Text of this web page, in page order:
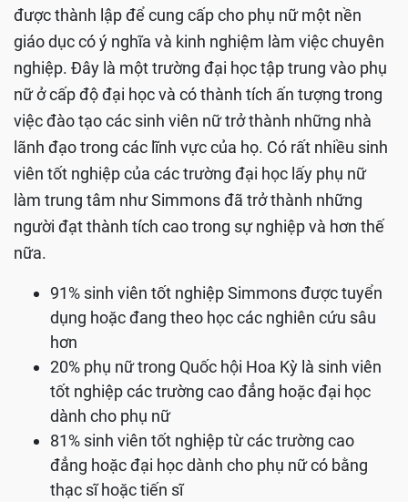
được thành lập để cung cấp cho phụ nữ một nền
giáo dục có ý nghĩa và kinh nghiệm làm việc chuyên
nghiệp. Đây là một trường đại học tập trung vào phụ
nữ ở cấp độ đại học và có thành tích ấn tượng trong
việc đào tạo các sinh viên nữ trở thành những nhà
lãnh đạo trong các lĩnh vực của họ. Có rất nhiều sinh
viên tốt nghiệp của các trường đại học lấy phụ nữ
làm trung tâm như Simmons đã trở thành những
người đạt thành tích cao trong sự nghiệp và hơn thế
nữa.
91% sinh viên tốt nghiệp Simmons được tuyển
dụng hoặc đang theo học các nghiên cứu sâu
hơn
20% phụ nữ trong Quốc hội Hoa Kỳ là sinh viên
tốt nghiệp các trường cao đẳng hoặc đại học
dành cho phụ nữ
81% sinh viên tốt nghiệp từ các trường cao
đẳng hoặc đại học dành cho phụ nữ có bằng
thạc sĩ hoặc tiến sĩ